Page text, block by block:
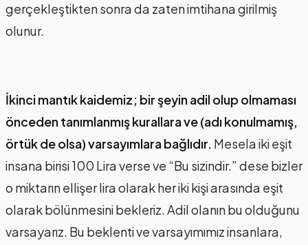
gerçekleştikten sonra da zaten imtihana girilmiş
olunur.
İkinci mantık kaidemiz; bir şeyin adil olup olmaması
önceden tanımlanmış kurallara ve (adı konulmamış,
örtük de olsa) varsayımlara bağlıdır. Mesela iki eşit
insana birisi 100 Lira verse ve “Bu sizindir.” dese bizler
o miktarın ellişer lira olarak her iki kişi arasında eşit
olarak bölünmesini bekleriz. Adil olanın bu olduğunu
varsayarız. Bu beklenti ve varsayımımız insanlara,